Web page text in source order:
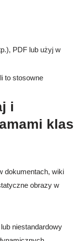
PDF lub użyj w
to stosowne
i
klas
dokumentach, wiki
obrazy w
niestandardowy